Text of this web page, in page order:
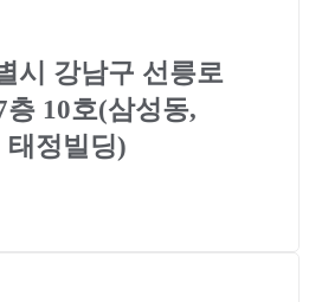
시 강남구 선릉로
층 10호(삼성동,
태정빌딩)